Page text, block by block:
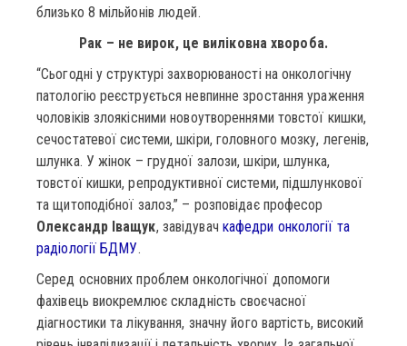
близько 8 мільйонів людей.
Рак – не вирок, це виліковна хвороба.
“Сьогодні у структурі захворюваності на онкологічну
патологію реєструється невпинне зростання ураження
чоловіків злоякісними новоутвореннями товстої кишки,
сечостатевої системи, шкіри, головного мозку, легенів,
шлунка. У жінок – грудної залози, шкіри, шлунка,
товстої кишки, репродуктивної системи, підшлункової
та щитоподібної залоз,” – розповідає професор
Олександр Іващук, завідувач кафедри онкології та
радіології БДМУ.
Серед основних проблем онкологічної допомоги
фахівець виокремлює складність своєчасної
діагностики та лікування, значну його вартість, високий